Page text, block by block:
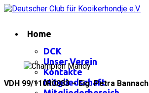
Home
DCK
Unser Verein
Kontakte
Mitgliedschaft
VDH 99/110R0033 – Eig. Petra Bannach